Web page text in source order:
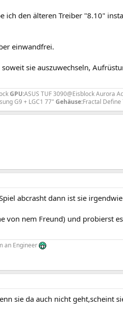
ich den älteren Treiber "8.10"
einwandfrei.
sie auszuwechseln,
GPU:ASUS TUF 3090@Eisblock Aurora
G9 + LGC1 77" Gehäuse:Fractal Define
abcrasht dann ist sie
von nem Freund) und probierst
an Engineer
sie da auch nicht geht,scheint